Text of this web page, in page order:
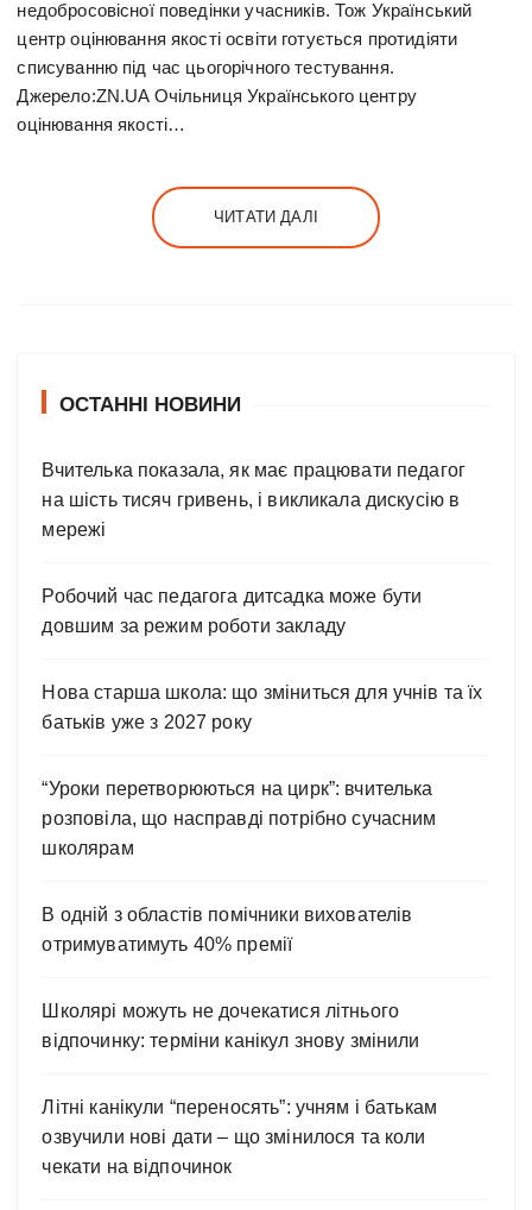
недобросовісної поведінки учасників. Тож Український
центр оцінювання якості освіти готується протидіяти
списуванню під час цьогорічного тестування.
Джерело:ZN.UA Очільниця Українського центру
оцінювання якості…
ЧИТАТИ ДАЛІ
ОСТАННІ НОВИНИ
Вчителька показала, як має працювати педагог
на шість тисяч гривень, і викликала дискусію в
мережі
Робочий час педагога дитсадка може бути
довшим за режим роботи закладу
Нова старша школа: що зміниться для учнів та їх
батьків уже з 2027 року
“Уроки перетворюються на цирк”: вчителька
розповіла, що насправді потрібно сучасним
школярам
В одній з областів помічники вихователів
отримуватимуть 40% премії
Школярі можуть не дочекатися літнього
відпочинку: терміни канікул знову змінили
Літні канікули “переносять”: учням і батькам
озвучили нові дати – що змінилося та коли
чекати на відпочинок